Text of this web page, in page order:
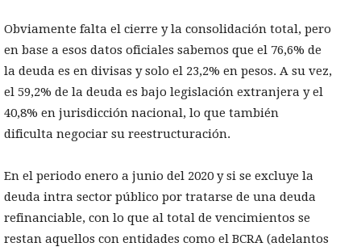
Obviamente falta el cierre y la consolidación total, pero
en base a esos datos oficiales sabemos que el 76,6% de
la deuda es en divisas y solo el 23,2% en pesos. A su vez,
el 59,2% de la deuda es bajo legislación extranjera y el
40,8% en jurisdicción nacional, lo que también
dificulta negociar su reestructuración.
En el periodo enero a junio del 2020 y si se excluye la
deuda intra sector público por tratarse de una deuda
refinanciable, con lo que al total de vencimientos se
restan aquellos con entidades como el BCRA (adelantos